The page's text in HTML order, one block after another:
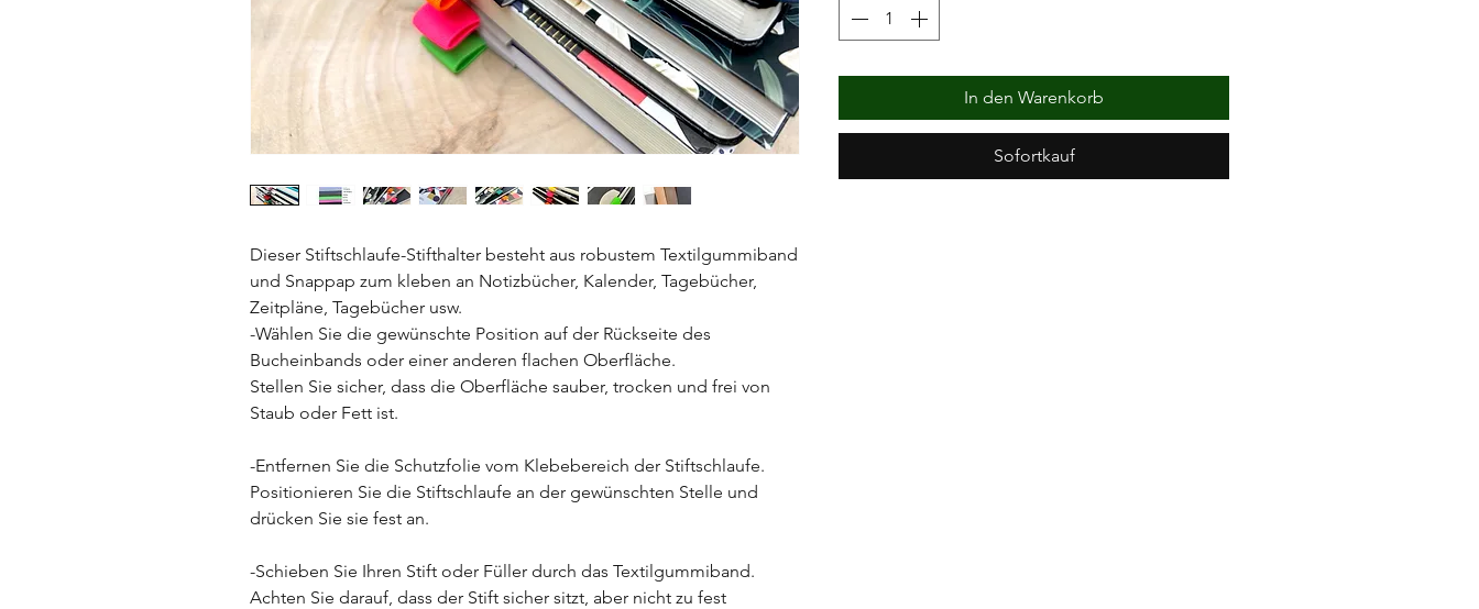
Dieser Stiftschlaufe-Stifthalter besteht aus robustem Textilgummiband
und Snappap zum kleben an Notizbücher, Kalender, Tagebücher,
Zeitpläne, Tagebücher usw.
-Wählen Sie die gewünschte Position auf der Rückseite des
Bucheinbands oder einer anderen flachen Oberfläche.
Stellen Sie sicher, dass die Oberfläche sauber, trocken und frei von
Staub oder Fett ist.
-Entfernen Sie die Schutzfolie vom Klebebereich der Stiftschlaufe.
Positionieren Sie die Stiftschlaufe an der gewünschten Stelle und
drücken Sie sie fest an.
-Schieben Sie Ihren Stift oder Füller durch das Textilgummiband.
Achten Sie darauf, dass der Stift sicher sitzt, aber nicht zu fest
In den Warenkorb
Sofortkauf